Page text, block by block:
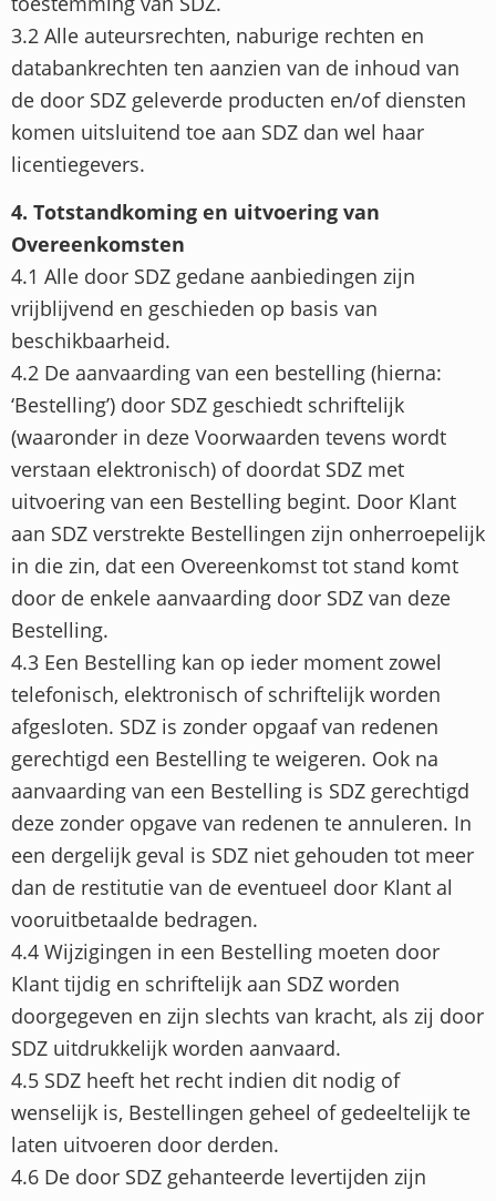
3.2 Alle auteursrechten, naburige rechten en
databankrechten ten aanzien van de inhoud van
de door SDZ geleverde producten en/of diensten
komen uitsluitend toe aan SDZ dan wel haar
licentiegevers.
4. Totstandkoming en uitvoering van
Overeenkomsten
4.1 Alle door SDZ gedane aanbiedingen zijn
vrijblijvend en geschieden op basis van
beschikbaarheid.
4.2 De aanvaarding van een bestelling (hierna:
‘Bestelling’) door SDZ geschiedt schriftelijk
(waaronder in deze Voorwaarden tevens wordt
verstaan elektronisch) of doordat SDZ met
uitvoering van een Bestelling begint. Door Klant
aan SDZ verstrekte Bestellingen zijn onherroepelijk
in die zin, dat een Overeenkomst tot stand komt
door de enkele aanvaarding door SDZ van deze
Bestelling.
4.3 Een Bestelling kan op ieder moment zowel
telefonisch, elektronisch of schriftelijk worden
afgesloten. SDZ is zonder opgaaf van redenen
gerechtigd een Bestelling te weigeren. Ook na
aanvaarding van een Bestelling is SDZ gerechtigd
deze zonder opgave van redenen te annuleren. In
een dergelijk geval is SDZ niet gehouden tot meer
dan de restitutie van de eventueel door Klant al
vooruitbetaalde bedragen.
4.4 Wijzigingen in een Bestelling moeten door
Klant tijdig en schriftelijk aan SDZ worden
doorgegeven en zijn slechts van kracht, als zij door
SDZ uitdrukkelijk worden aanvaard.
4.5 SDZ heeft het recht indien dit nodig of
wenselijk is, Bestellingen geheel of gedeeltelijk te
laten uitvoeren door derden.
4.6 De door SDZ gehanteerde levertijden zijn